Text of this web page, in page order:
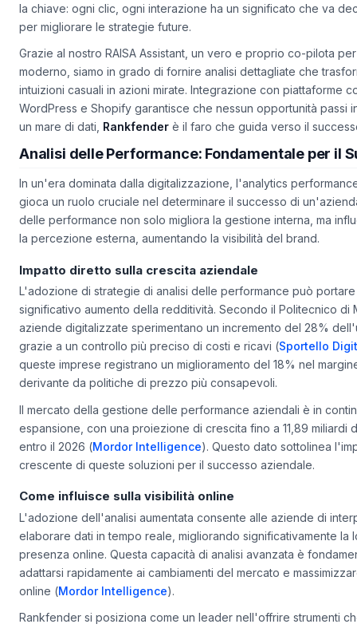
la chiave: ogni clic, ogni interazione ha un significato che va
per migliorare le strategie future.
Grazie al nostro RAISA Assistant, un vero e proprio co-pilota
moderno, siamo in grado di fornire analisi dettagliate che
intuizioni casuali in azioni mirate. Integrazione con piattaforme
WordPress e Shopify garantisce che nessun opportunità passi
un mare di dati, Rankfender è il faro che guida verso il
Analisi delle Performance: Fondamentale per il
In un'era dominata dalla digitalizzazione, l'analytics
gioca un ruolo cruciale nel determinare il successo di
delle performance non solo migliora la gestione interna, ma
la percezione esterna, aumentando la visibilità del brand.
Impatto diretto sulla crescita aziendale
L'adozione di strategie di analisi delle performance può portare
significativo aumento della redditività. Secondo il Politecnico di
aziende digitalizzate sperimentano un incremento del 28%
grazie a un controllo più preciso di costi e ricavi (Sportello
queste imprese registrano un miglioramento del 18% nel
derivante da politiche di prezzo più consapevoli.
Il mercato della gestione delle performance aziendali è in
espansione, con una proiezione di crescita fino a 11,89 miliardi
entro il 2026 (Mordor Intelligence). Questo dato sottolinea
crescente di queste soluzioni per il successo aziendale.
Come influisce sulla visibilità online
L'adozione dell'analisi aumentata consente alle aziende di
elaborare dati in tempo reale, migliorando significativamente la
presenza online. Questa capacità di analisi avanzata è
adattarsi rapidamente ai cambiamenti del mercato e
online (Mordor Intelligence).
Rankfender si posiziona come un leader nell'offrire strumenti